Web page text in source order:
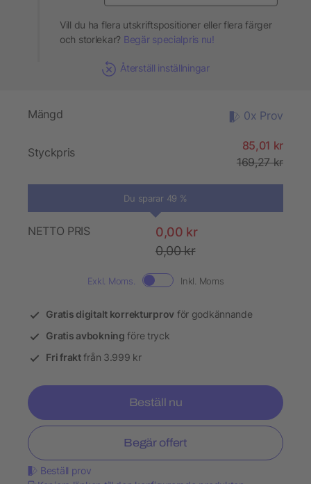
Vill du ha flera utskriftspositioner eller flera färger
och storlekar? Begär specialpris nu!
Återställ inställningar
Mängd 0x Prov
Styckpris
85,01 kr
169,27 kr
Du sparar 49 %
NETTO PRIS
0,00 kr
0,00 kr
Exkl. Moms. Inkl. Moms
Gratis digitalt korrekturprov för godkännande
Gratis avbokning före tryck
Fri fraktfrån 3.999 kr
Beställ nu
Begär offert
Beställ prov